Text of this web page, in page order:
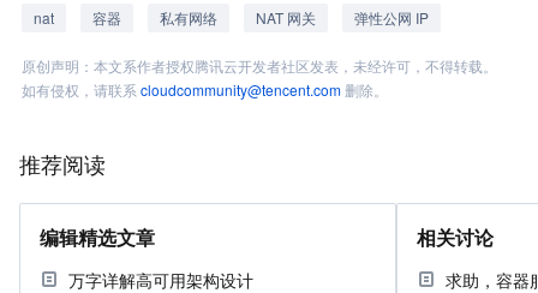
nat 容器 私有网络 NAT 网关 弹性公网 IP
原创声明：本文系作者授权腾讯云开发者社区发表，未经许可，不得转载。
如有侵权，请联系 cloudcommunity@tencent.com删除。
推荐阅读
编辑精选文章
万字详解高可用架构设计
相关讨论